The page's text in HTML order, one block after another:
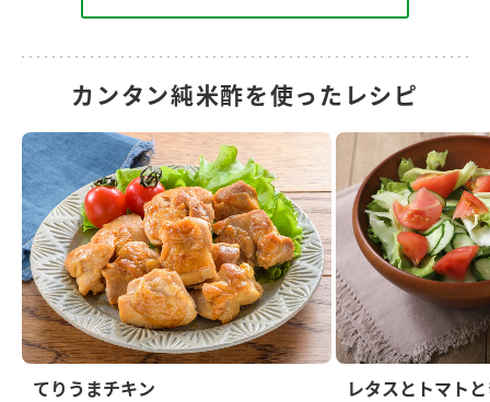
カンタン純米酢を使ったレシピ
てりうまチキン レタスとトマト